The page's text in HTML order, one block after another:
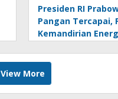
Presiden RI
Pangan Tercapai,
Kemandirian
View More